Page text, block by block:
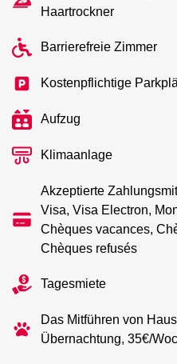
Haartrockner
Barrierefreie Zimmer
Kostenpflichtige
Aufzug
Klimaanlage
Akzeptierte
Visa, Visa Electron,
Chèques vacances,
Chèques refusés
Tagesmiete
Das Mitführen von
Übernachtung, 35€/